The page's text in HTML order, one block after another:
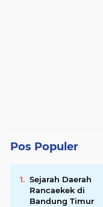
Pos Populer
Sejarah Daerah
Rancaekek di
Bandung Timur